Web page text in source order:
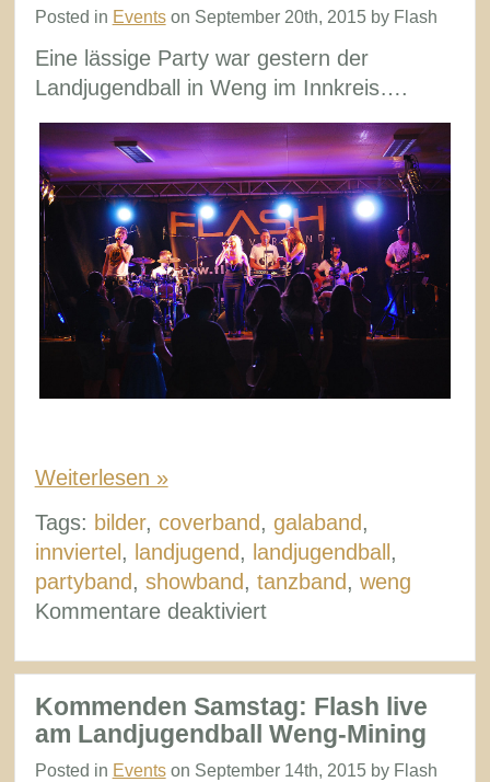
Posted in Eventson September 20th, 2015 by Flash
Eine lässige Party war gestern der
Landjugendball in Weng im Innkreis….
Weiterlesen »
Tags: bilder, coverband , galaband ,
innviertel , landjugend , landjugendball ,
partyband , showband , tanzband , weng
Kommentare deaktiviertfür
Landjugendball
Weng
im
Innkreis
Kommenden Samstag: Flash live
am Landjugendball Weng-Mining
Posted in Eventson September 14th, 2015 by Flash